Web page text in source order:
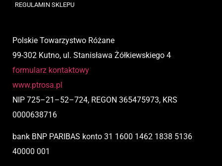
REGULAMIN SKLEPU
Polskie Towarzystwo Różane
99-302 Kutno, ul. Stanisława Żółkiewskiego 4
formularz kontaktowy
www.ptrosa.pl
NIP 725–21 –52–724, REGON 365475973, KRS
0000638716
bank BNP PARIBAS konto 31 1600 1462 1838 5136
40000 001